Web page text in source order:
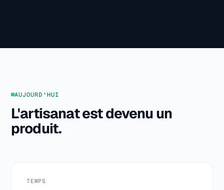
AUJOURD'HUI
L'artisanat est devenu un
produit.
TEMPS